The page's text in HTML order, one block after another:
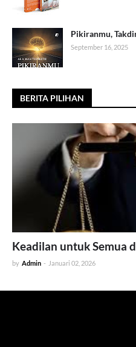
Pikiranmu,
September 16, 2025
BERITA PILIHAN
Keadilan untuk Semua
by Admin - Januari 02, 2026